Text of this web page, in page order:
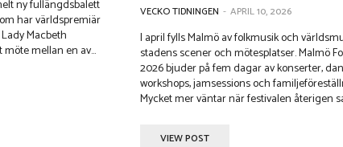
ny fullängdsbalett
har världspremiär
mellan en av...
VECKO TIDNINGEN - APRIL 10, 2026
I april fylls Malmö av folkmusik och
stadens scener och mötesplatser. Malmö
2026 bjuder på fem dagar av konserter,
workshops, jamsessions och
Mycket mer väntar när festivalen återigen
VIEW POST